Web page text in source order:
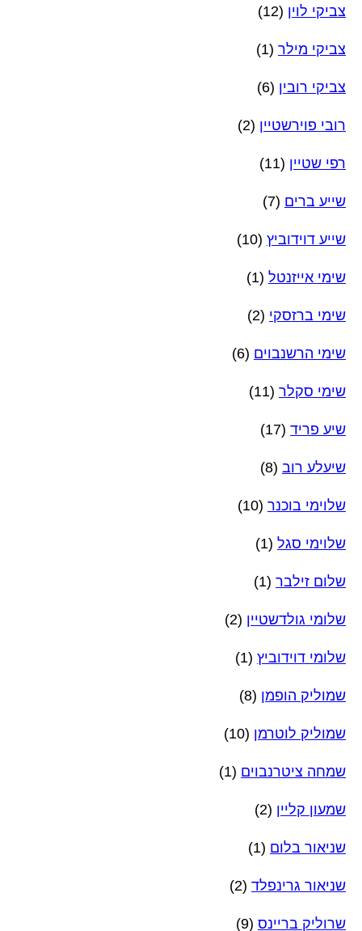
צביקי לוין (12)
צביקי מילר (1)
צביקי רובין (6)
רובי פוירשטיין (2)
רפי שטיין (11)
שייע ברים (7)
שייע דוידוביץ (10)
שימי אייזנטל (1)
שימי ברזסקי (2)
שימי הרשנבוים (6)
שימי סקלר (11)
שיע פריד (17)
שיעלע רוב (8)
שלוימי בוכנר (10)
שלוימי סגל (1)
שלום זילבר (1)
שלומי גולדשטיין (2)
שלומי דוידוביץ (1)
שמוליק הופמן (8)
שמוליק לוטרמן (10)
שמחה ציטרנבוים (1)
שמעון קליין (2)
שניאור בלום (1)
שניאור גרינפלד (2)
שרוליק בריינס (9)